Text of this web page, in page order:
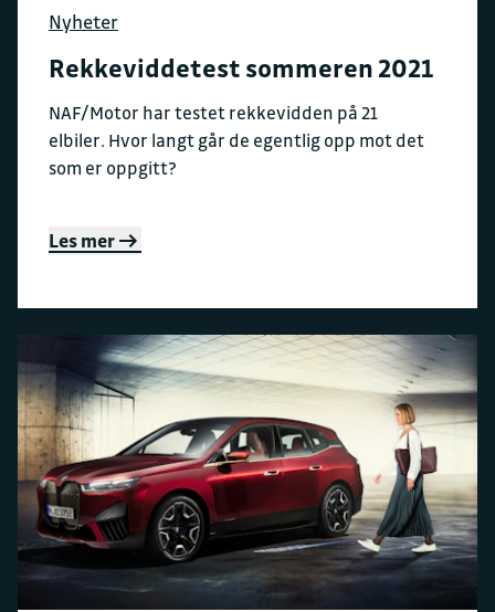
Nyheter
Rekkeviddetest sommeren 2021
NAF/Motor har testet rekkevidden på 21
elbiler. Hvor langt går de egentlig opp mot det
som er oppgitt?
Les mer